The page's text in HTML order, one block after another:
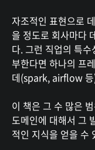
자조적인 표현으로
을 정도로 회사마다
다. 그런 직업의 특
부한다면 하나의 프
데(spark, airflow
이 책은 그 수 많은
도메인에 대해서 그
적인 지식을 얻을 수